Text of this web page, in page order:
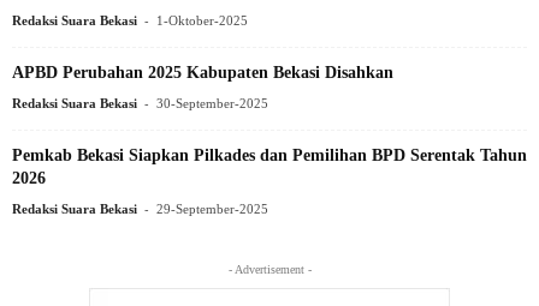
Redaksi Suara Bekasi - 1-Oktober-2025
APBD Perubahan 2025 Kabupaten Bekasi Disahkan
Redaksi Suara Bekasi - 30-September-2025
Pemkab Bekasi Siapkan Pilkades dan Pemilihan BPD Serentak Tahun
2026
Redaksi Suara Bekasi - 29-September-2025
- Advertisement -